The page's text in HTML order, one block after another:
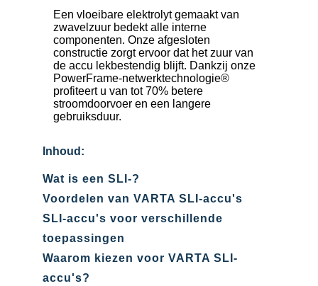
Een vloeibare elektrolyt gemaakt van
zwavelzuur bedekt alle interne
componenten. Onze afgesloten
constructie zorgt ervoor dat het zuur van
de accu lekbestendig blijft. Dankzij onze
PowerFrame-netwerktechnologie®
profiteert u van tot 70% betere
stroomdoorvoer en een langere
gebruiksduur.
Inhoud:
Wat is een SLI-?
Voordelen van VARTA SLI-accu's
SLI-accu's voor verschillende
toepassingen
Waarom kiezen voor VARTA SLI-
accu's?